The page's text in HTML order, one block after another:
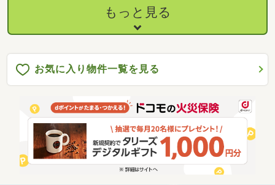
もっと見る
お気に入り物件一覧を見る